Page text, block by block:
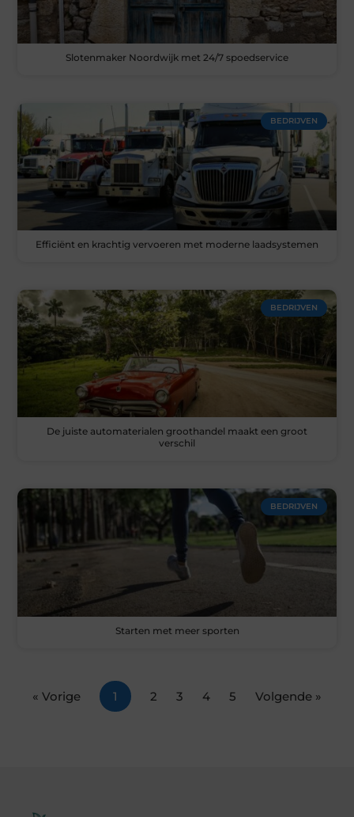
Slotenmaker Noordwijk met 24/7 spoedservice
BEDRIJVEN
Efficiënt en krachtig vervoeren met moderne laadsystemen
BEDRIJVEN
De juiste automaterialen groothandel maakt een groot
verschil
BEDRIJVEN
Starten met meer sporten
« Vorige 1 2 3 4 5 Volgende »